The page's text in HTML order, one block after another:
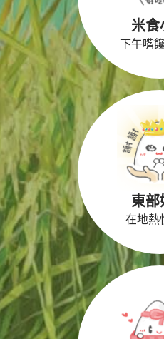
米
下午嘴
東
在地熱